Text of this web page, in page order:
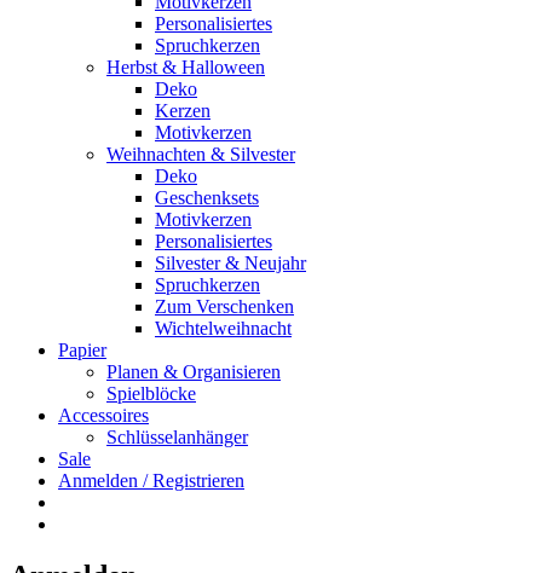
Personalisiertes
Spruchkerzen
Herbst & Halloween
Deko
Kerzen
Motivkerzen
Weihnachten & Silvester
Deko
Geschenksets
Motivkerzen
Personalisiertes
Silvester & Neujahr
Spruchkerzen
Zum Verschenken
Wichtelweihnacht
Papier
Planen & Organisieren
Spielblöcke
Accessoires
Schlüsselanhänger
Sale
Anmelden / Registrieren